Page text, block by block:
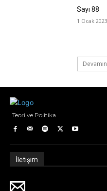
Sayı 88
1 Ocak 2023
Teori ve Politika
İletişim